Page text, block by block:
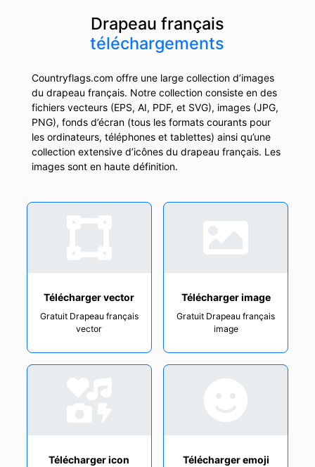
Drapeau français
téléchargements
Countryflags.com offre une large collection d’images
du drapeau français. Notre collection consiste en des
fichiers vecteurs (EPS, AI, PDF, et SVG), images (JPG,
PNG), fonds d’écran (tous les formats courants pour
les ordinateurs, téléphones et tablettes) ainsi qu’une
collection extensive d’icônes du drapeau français. Les
images sont en haute définition.
Télécharger vector
Gratuit Drapeau français
vector
Télécharger image
Gratuit Drapeau français
image
Télécharger icon Télécharger emoji